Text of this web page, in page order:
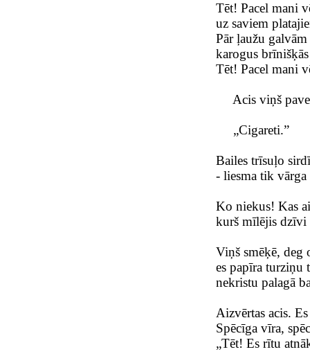
Tēt! Pacel mani
uz saviem
Pār ļaužu
karogus
Tēt! Pacel mani
Acis viņš
„Cigareti.”
Bailes trīsuļo sirdī
- liesma tik vārga
Ko niekus! Kas
kurš mīlējis dzīvi
Viņš smēķē, deg
es papīra turziņu
nekristu palagā
Aizvērtas acis.
Spēcīga vīra,
„Tēt! Es rītu